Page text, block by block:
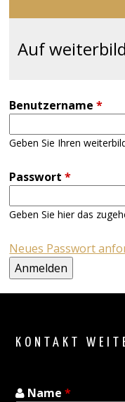
Auf
Benutzername*
Geben Sie Ihren
Passwort*
Geben Sie hier das
Neues Passwort
KONTAKT
Name*